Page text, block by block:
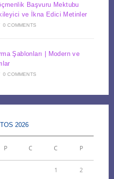
Başvuru Mektubu
ve İkna Edici Metinler
0 COMMENTS
Şablonları | Modern ve
0 COMMENTS
2026
P C C P
1 2